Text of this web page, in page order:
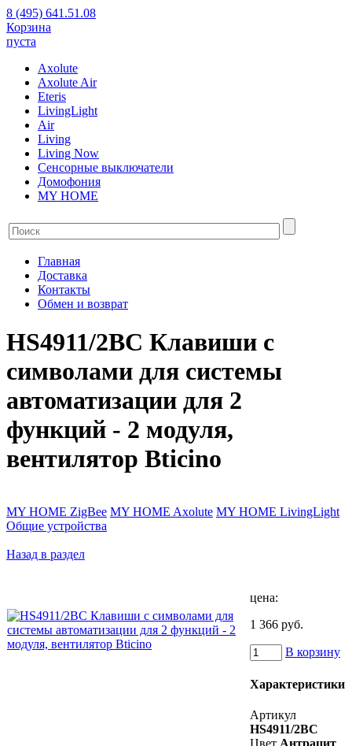
8 (495) 641.51.08
Корзина
пуста
Axolute
Axolute Air
Eteris
LivingLight
Air
Living
Living Now
Сенсорные выключатели
Домофония
MY HOME
Главная
Доставка
Контакты
Обмен и возврат
HS4911/2BC Клавиши с
символами для системы
автоматизации для 2
функций - 2 модуля,
вентилятор Bticino
MY HOME ZigBee MY HOME Axolute MY HOME LivingLight
Общие устройства
Назад в раздел
цена:
1 366 руб.
В корзину
Характеристики
Артикул
HS4911/2BC